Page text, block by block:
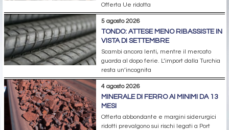
Offerta Ue ridotta
5 agosto 2026
TONDO: ATTESE MENO RIBASSISTE IN
VISTA DI SETTEMBRE
Scambi ancora lenti, mentre il mercato
guarda al dopo ferie. L’import dalla Turchia
resta un’incognita
4 agosto 2026
MINERALE DI FERRO AI MINIMI DA 13
MESI
Offerta abbondante e margini siderurgici
ridotti prevalgono sui rischi legati a Port